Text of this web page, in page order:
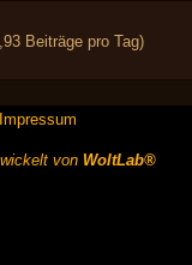
Beiträge pro Tag)
Impressum
von WoltLab®